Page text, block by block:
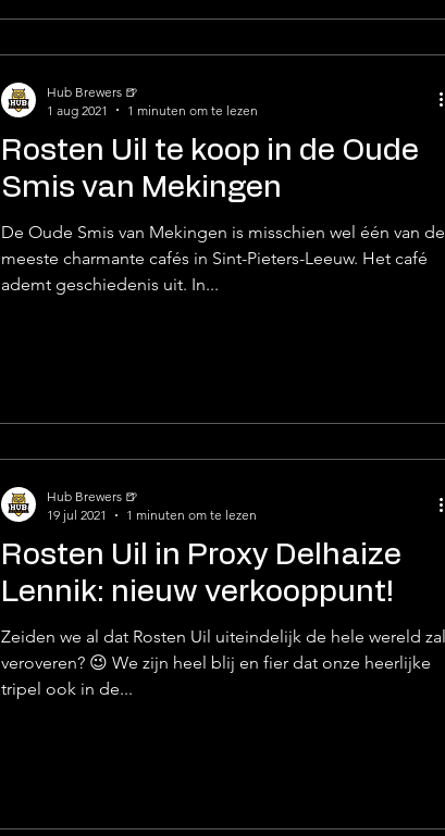
Rosten Uil te koop in de Oude
Smis van Mekingen
De Oude Smis van Mekingen is misschien wel één van de
meeste charmante cafés in Sint-Pieters-Leeuw. Het café
ademt geschiedenis uit. In...
Hub Brewers 🍺
1 aug 2021
1 minuten om te lezen
Rosten Uil in Proxy Delhaize
Lennik: nieuw verkooppunt!
Zeiden we al dat Rosten Uil uiteindelijk de hele wereld zal
veroveren? 😉 We zijn heel blij en fier dat onze heerlijke
tripel ook in de...
Hub Brewers 🍺
19 jul 2021
1 minuten om te lezen